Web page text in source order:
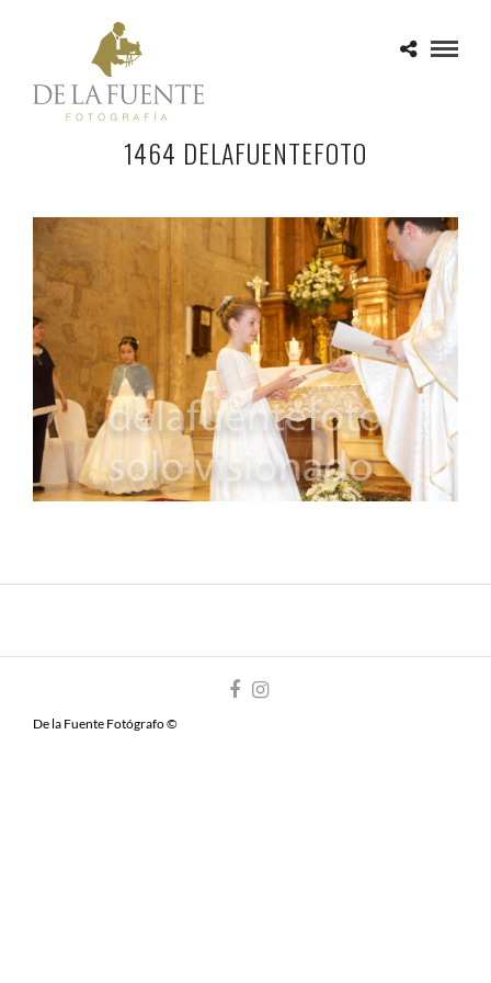
1464 DELAFUENTEFOTO
De la Fuente Fotógrafo ©